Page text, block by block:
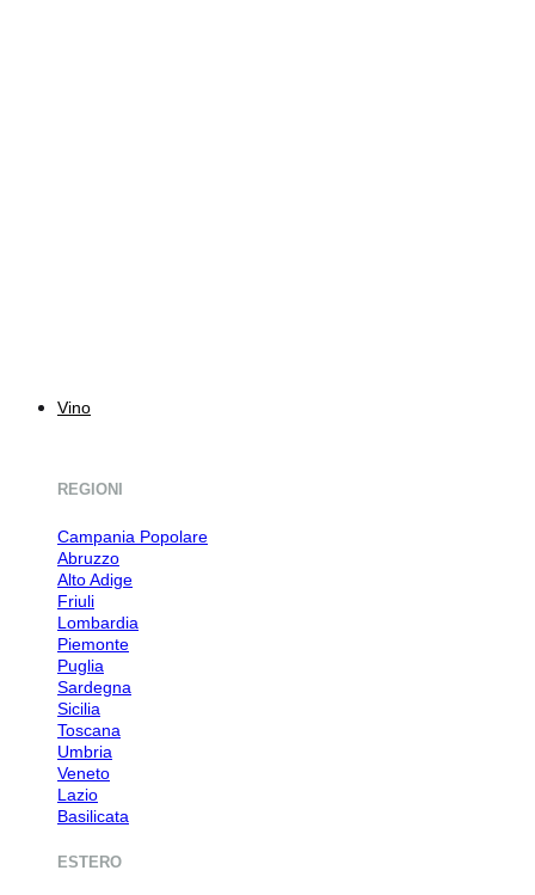
Vino
REGIONI
Campania
Abruzzo
Alto Adige
Friuli
Lombardia
Piemonte
Puglia
Sardegna
Sicilia
Toscana
Umbria
Veneto
Lazio
Basilicata
ESTERO